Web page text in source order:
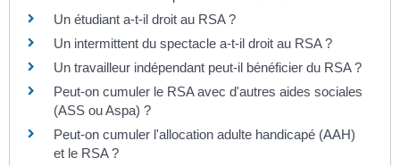
Un étudiant a-t-il droit au RSA ?
Un intermittent du spectacle a-t-il droit au RSA ?
Un travailleur indépendant peut-il bénéficier du RSA ?
Peut-on cumuler le RSA avec d'autres aides sociales
(ASS ou Aspa) ?
Peut-on cumuler l'allocation adulte handicapé (AAH)
et le RSA ?